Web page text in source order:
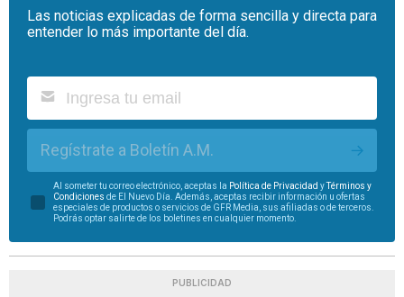
Las noticias explicadas de forma sencilla y directa para
entender lo más importante del día.
Regístrate a Boletín A.M.
Al someter tu correo electrónico, aceptas la Política de Privacidad yTérminos y
Condiciones de El Nuevo Día. Además, aceptas recibir información u ofertas
especiales de productos o servicios de GFR Media, sus afiliadas o de terceros.
Podrás optar salirte de los boletines en cualquier momento.
PUBLICIDAD